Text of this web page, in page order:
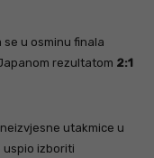
u osminu finala
rezultatom 2:1
utakmice u
uspio izboriti